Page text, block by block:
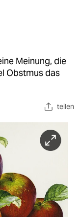
Meinung, die
Obstmus das
teilen